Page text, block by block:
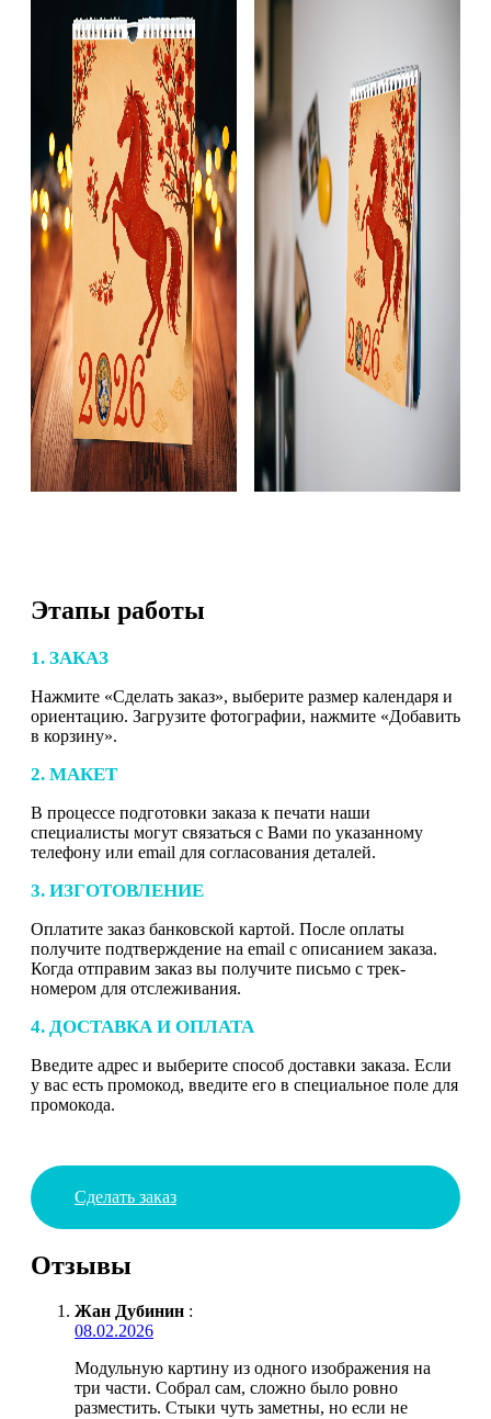
Этапы работы
1. ЗАКАЗ
Нажмите «Сделать заказ», выберите размер календаря и
ориентацию. Загрузите фотографии, нажмите «Добавить
в корзину».
2. МАКЕТ
В процессе подготовки заказа к печати наши
специалисты могут связаться с Вами по указанному
телефону или email для согласования деталей.
3. ИЗГОТОВЛЕНИЕ
Оплатите заказ банковской картой. После оплаты
получите подтверждение на email с описанием заказа.
Когда отправим заказ вы получите письмо с трек-
номером для отслеживания.
4. ДОСТАВКА И ОПЛАТА
Введите адрес и выберите способ доставки заказа. Если
у вас есть промокод, введите его в специальное поле для
промокода.
Сделать заказ
Отзывы
Жан Дубинин :
08.02.2026
Модульную картину из одного изображения на
три части. Собрал сам, сложно было ровно
разместить. Стыки чуть заметны, но если не